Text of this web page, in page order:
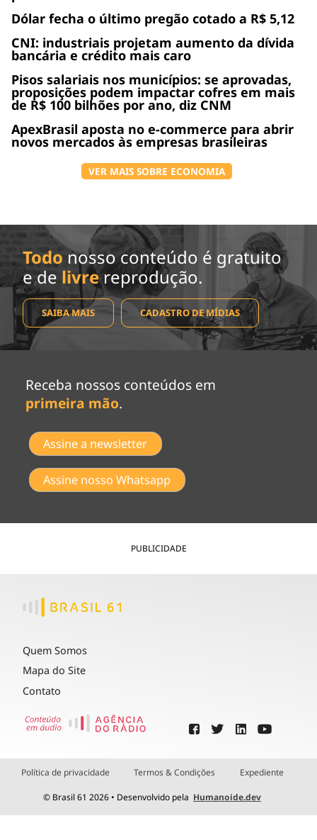
Dólar fecha o último pregão cotado a R$ 5,12
CNI: industriais projetam aumento da dívida
bancária e crédito mais caro
Pisos salariais nos municípios: se aprovadas,
proposições podem impactar cofres em mais
de R$ 100 bilhões por ano, diz CNM
ApexBrasil aposta no e-commerce para abrir
novos mercados às empresas brasileiras
VER MAIS SOBRE ECONOMIA
Todo nosso conteúdo é gratuito
e de livrereprodução.
SAIBA MAIS CADASTRO DE MÍDIAS
Receba nossos conteúdos em
primeira mão.
Assine a newsletter
Assine nosso Whatsapp
PUBLICIDADE
Quem Somos
Mapa do Site
Contato
Política de privacidade Termos & Condições Expediente
© Brasil 61 2026 • Desenvolvido pela Humanoide.dev